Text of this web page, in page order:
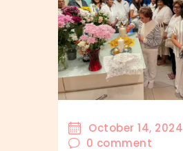
October 14, 2024
0 comment